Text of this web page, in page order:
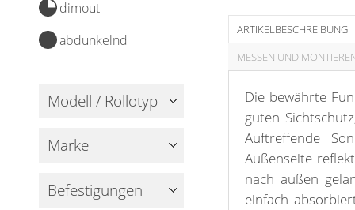
Outdoor-Plissees
Gardinenschals
Schlaufenschals
Fliegengitter
Tischdecke
Fensterbilder
Gardinenstange
dimout
abdunkelnd
Modell / Rollotyp
Marke
Befestigungen
ARTIKELBESCHREIBUNG
MESSEN UND
Die bewährte
guten
Auftreffende
Außenseite
nach außen
einfach